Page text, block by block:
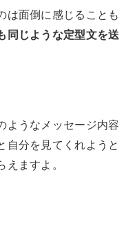
は面倒に感じることも
同じような定型文を送
ようなメッセージ内容
自分を見てくれようと
えますよ。